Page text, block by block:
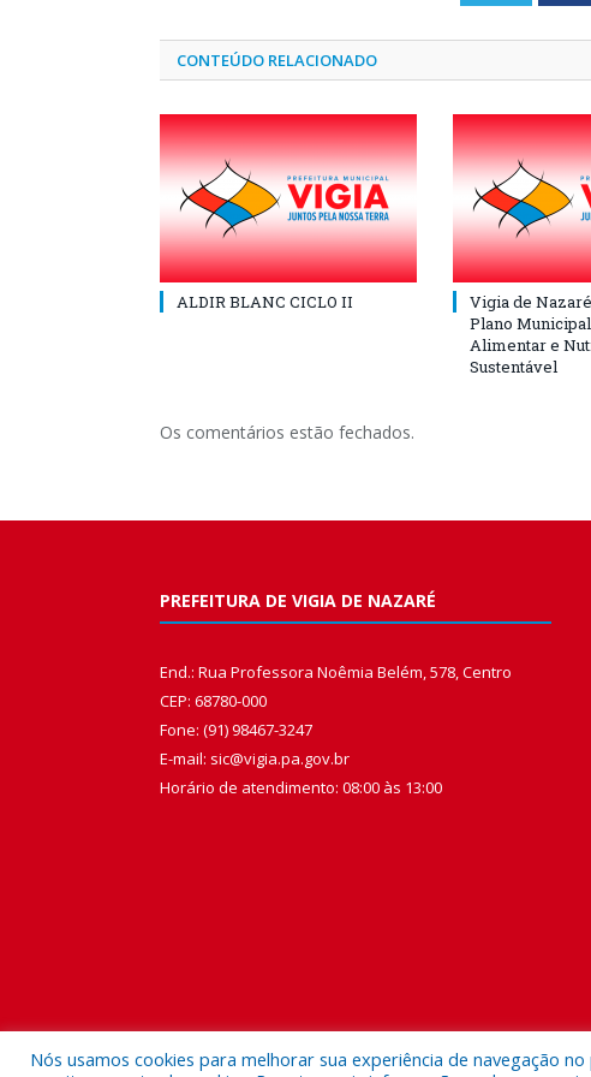
CONTEÚDO RELACIONADO
ALDIR BLANC CICLO II
Vigia de Nazaré
Plano
Alimentar e
Sustentável
Os comentários estão fechados.
PREFEITURA DE VIGIA DE NAZARÉ
End.: Rua Professora Noêmia Belém, 578, Centro
CEP: 68780-000
Fone: (91) 98467-3247
E-mail: sic@vigia.pa.gov.br
Horário de atendimento: 08:00 às 13:00
Nós usamos cookies para melhorar sua experiência de navegação